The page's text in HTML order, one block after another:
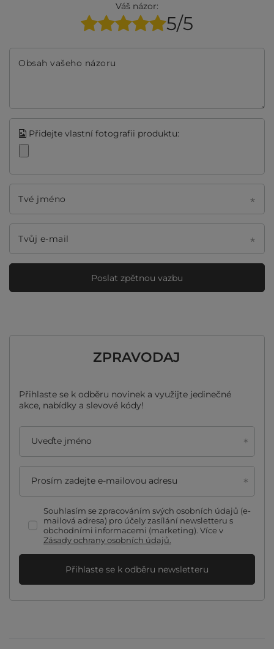
Váš názor:
5/5
Obsah vašeho názoru
Přidejte vlastní fotografii produktu:
Tvé jméno
Tvůj e-mail
Poslat zpětnou vazbu
ZPRAVODAJ
Přihlaste se k odběru novinek a využijte jedinečné
akce, nabídky a slevové kódy!
Uveďte jméno
Prosím zadejte e-mailovou adresu
Souhlasím se zpracováním svých osobních údajů (e-
mailová adresa) pro účely zasílání newsletteru s
obchodními informacemi (marketing). Více v
Zásady ochrany osobních údajů.
Přihlaste se k odběru newsletteru